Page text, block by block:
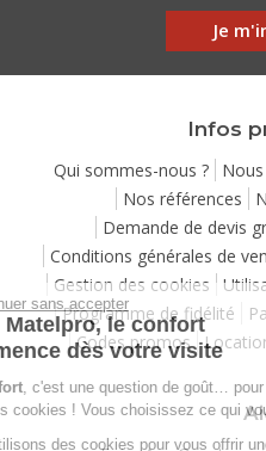
Je
Infos
Qui sommes-nous ?
Nos références
Demande de devis
Conditions générales de
Gestion des cookies
Programme de fidélité
Codes promos
Continuer sans accepter
Chez Matelpro, le
commence dès votre
Leconfort , c'est une question de
pour nos cookies ! Vous
Nous utilisons des cookies pour